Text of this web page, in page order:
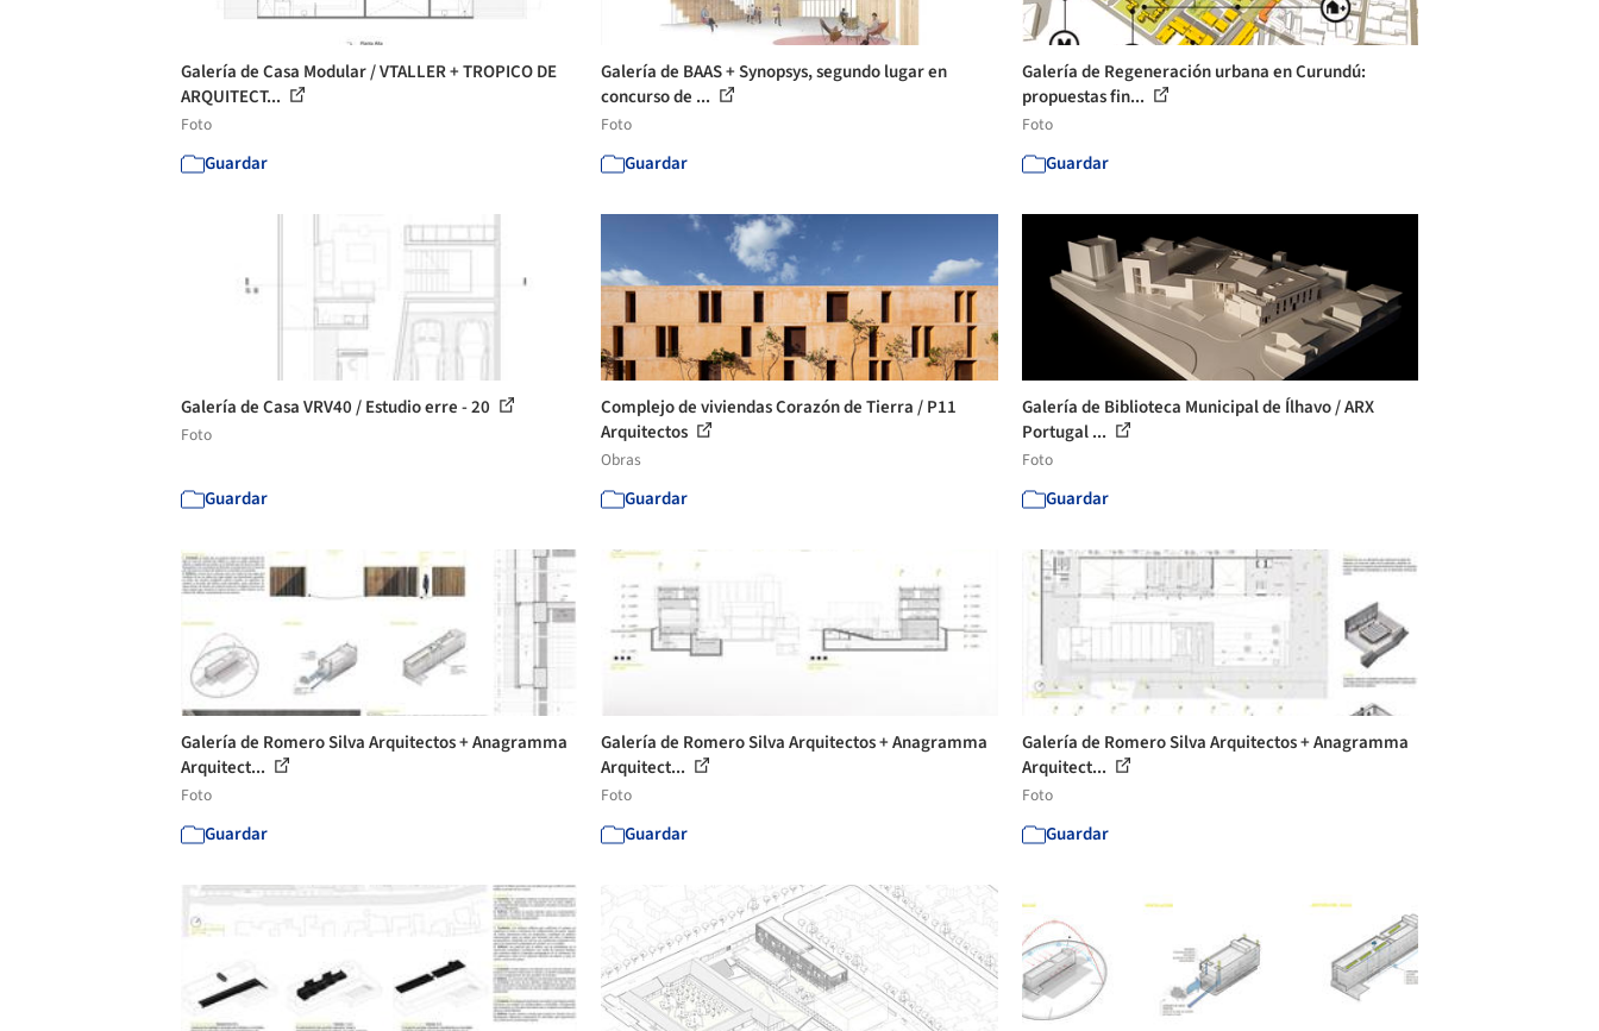
Galería de Casa Modular / VTALLER + TROPICO DE
ARQUITECT...
Foto
Guardar
Galería de BAAS + Synopsys, segundo lugar en
concurso de ...
Foto
Guardar
Galería de Regeneración urbana en Curundú:
propuestas fin...
Foto
Guardar
Galería de Casa VRV40 / Estudio erre - 20
Foto
Guardar
Complejo de viviendas Corazón de Tierra / P11
Arquitectos
Obras
Guardar
Galería de Biblioteca Municipal de Ílhavo / ARX
Portugal ...
Foto
Guardar
Galería de Romero Silva Arquitectos + Anagramma
Arquitect...
Foto
Guardar
Galería de Romero Silva Arquitectos + Anagramma
Arquitect...
Foto
Guardar
Galería de Romero Silva Arquitectos + Anagramma
Arquitect...
Foto
Guardar